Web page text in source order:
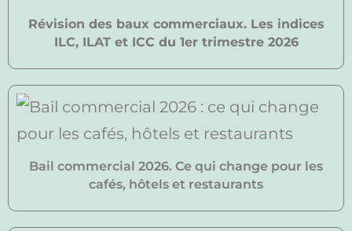
Révision des baux commerciaux. Les indices
ILC, ILAT et ICC du 1er trimestre 2026
Bail commercial 2026. Ce qui change pour les
cafés, hôtels et restaurants